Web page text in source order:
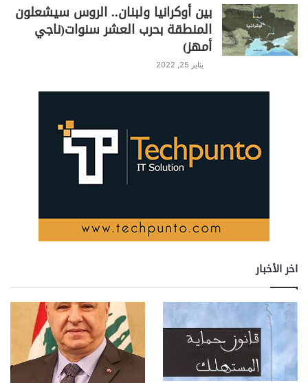
بين أوكرانيا ولبنان.. الروس سيشعلون
المنطقة بحرب العشر سنوات(ناجي
أمهز)
يناير 25, 2022
اخر الأخبار